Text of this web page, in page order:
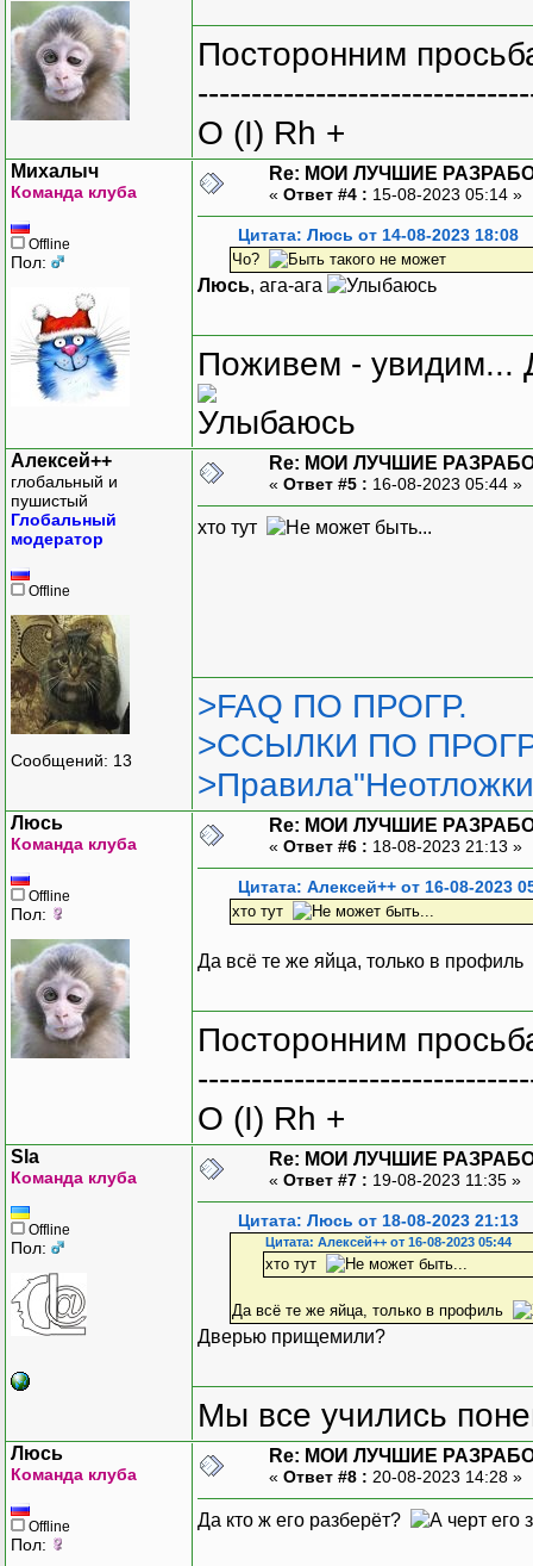
Посторонним
O (I) Rh +
Михалыч
Команда клуба
Offline
Пол:
Re: МОИ ЛУЧШИЕ
« Ответ #4 : 15-08-2023 05:14 »
Цитата: Люсь от 14-08-2023 18:08
Чо?
Люсь, ага-ага
Поживем - увидим...
Алексей++
глобальный и
пушистый
Глобальный
модератор
Offline
Сообщений: 13
Re: МОИ ЛУЧШИЕ
« Ответ #5 : 16-08-2023 05:44 »
хто тут
>FAQ ПО ПРОГР.
>ССЫЛКИ ПО
Люсь
Команда клуба
Offline
Пол:
Re: МОИ ЛУЧШИЕ
« Ответ #6 : 18-08-2023 21:13 »
Цитата: Алексей++ от 16-08-2023
хто тут
Да всё те же яйца, только в профиль
Посторонним
O (I) Rh +
Sla
Команда клуба
Offline
Пол:
Re: МОИ ЛУЧШИЕ
« Ответ #7 : 19-08-2023 11:35 »
Цитата: Люсь от 18-08-2023 21:13
Цитата: Алексей++ от 16-08-2023 05:44
хто тут
Да всё те же яйца, только в профиль
Дверью прищемили?
Мы все учились
Люсь
Команда клуба
Offline
Пол:
Re: МОИ ЛУЧШИЕ
« Ответ #8 : 20-08-2023 14:28 »
Да кто ж его разберёт?